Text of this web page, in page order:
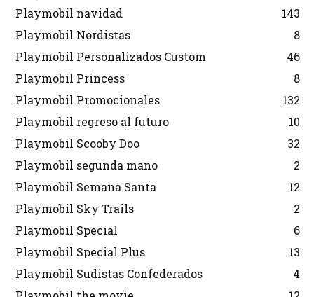
Playmobil navidad
143
Playmobil Nordistas
8
Playmobil Personalizados Custom
46
Playmobil Princess
8
Playmobil Promocionales
132
Playmobil regreso al futuro
10
Playmobil Scooby Doo
32
Playmobil segunda mano
2
Playmobil Semana Santa
12
Playmobil Sky Trails
2
Playmobil Special
6
Playmobil Special Plus
13
Playmobil Sudistas Confederados
4